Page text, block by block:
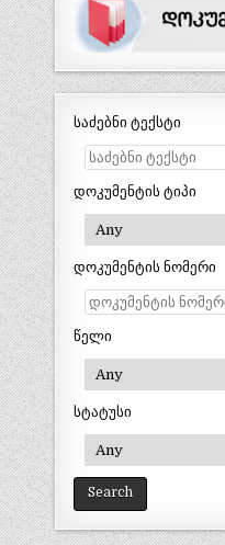
საძებნი ტექსტი
დოკუმენტის ტიპი
დოკუმენტის ნომერი
წელი
სტატუსი